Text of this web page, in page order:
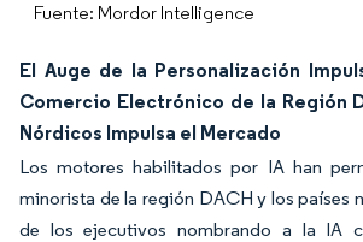
Fuente: Mordor Intelligence
El Auge de la Personalización
Comercio Electrónico de la Región
Nórdicos Impulsa el Mercado
Los motores habilitados por IA han
minorista de la región DACH y los países
de los ejecutivos nombrando a la IA